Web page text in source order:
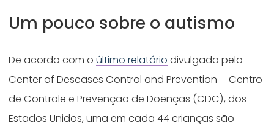
Um pouco sobre o autismo
De acordo com oúltimo relatório divulgado pelo
Center of Deseases Control and Prevention – Centro
de Controle e Prevenção de Doenças (CDC), dos
Estados Unidos, uma em cada 44 crianças são